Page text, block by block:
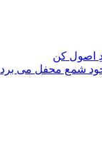
اصول کن
شمع محفل می برد